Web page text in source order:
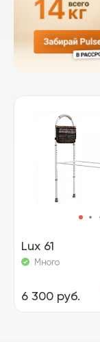
Lux 61
Много
6 300 руб.